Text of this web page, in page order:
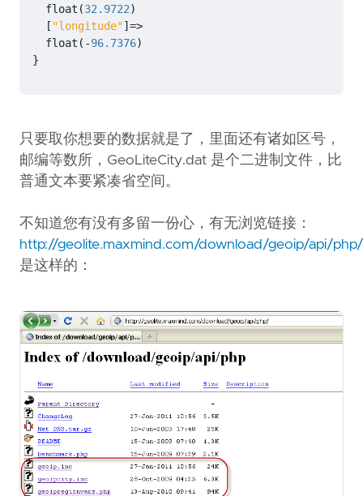
float (32.9722)
[ "longitude"] =>
float ( -96.7376)
}
只要取你想要的数据就是了，里面还有诸如区号，
邮编等数所，GeoLiteCity.dat 是个二进制文件，比
普通文本要紧凑省空间。
不知道您有没有多留一份心，有无浏览链接：
http://geolite.maxmind.com/download/geoip/api/php/
是这样的：